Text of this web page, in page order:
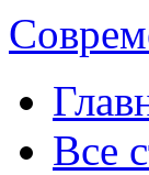
Все